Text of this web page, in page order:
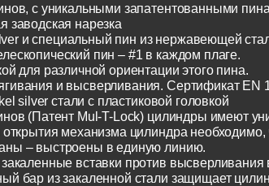
с уникальными запатентованными
заводская нарезка
и специальный пин из нержавеющей
пин – #1 в каждом плаге.
для различной ориентации этого пина.
и высверливания. Сертификат EN
silver стали с пластиковой головкой
(Патент Mul-T-Lock) цилиндры имеют
открытия механизма цилиндра
– выстроены в единую линию.
вставки против высверливания
бар из закаленной стали защищает